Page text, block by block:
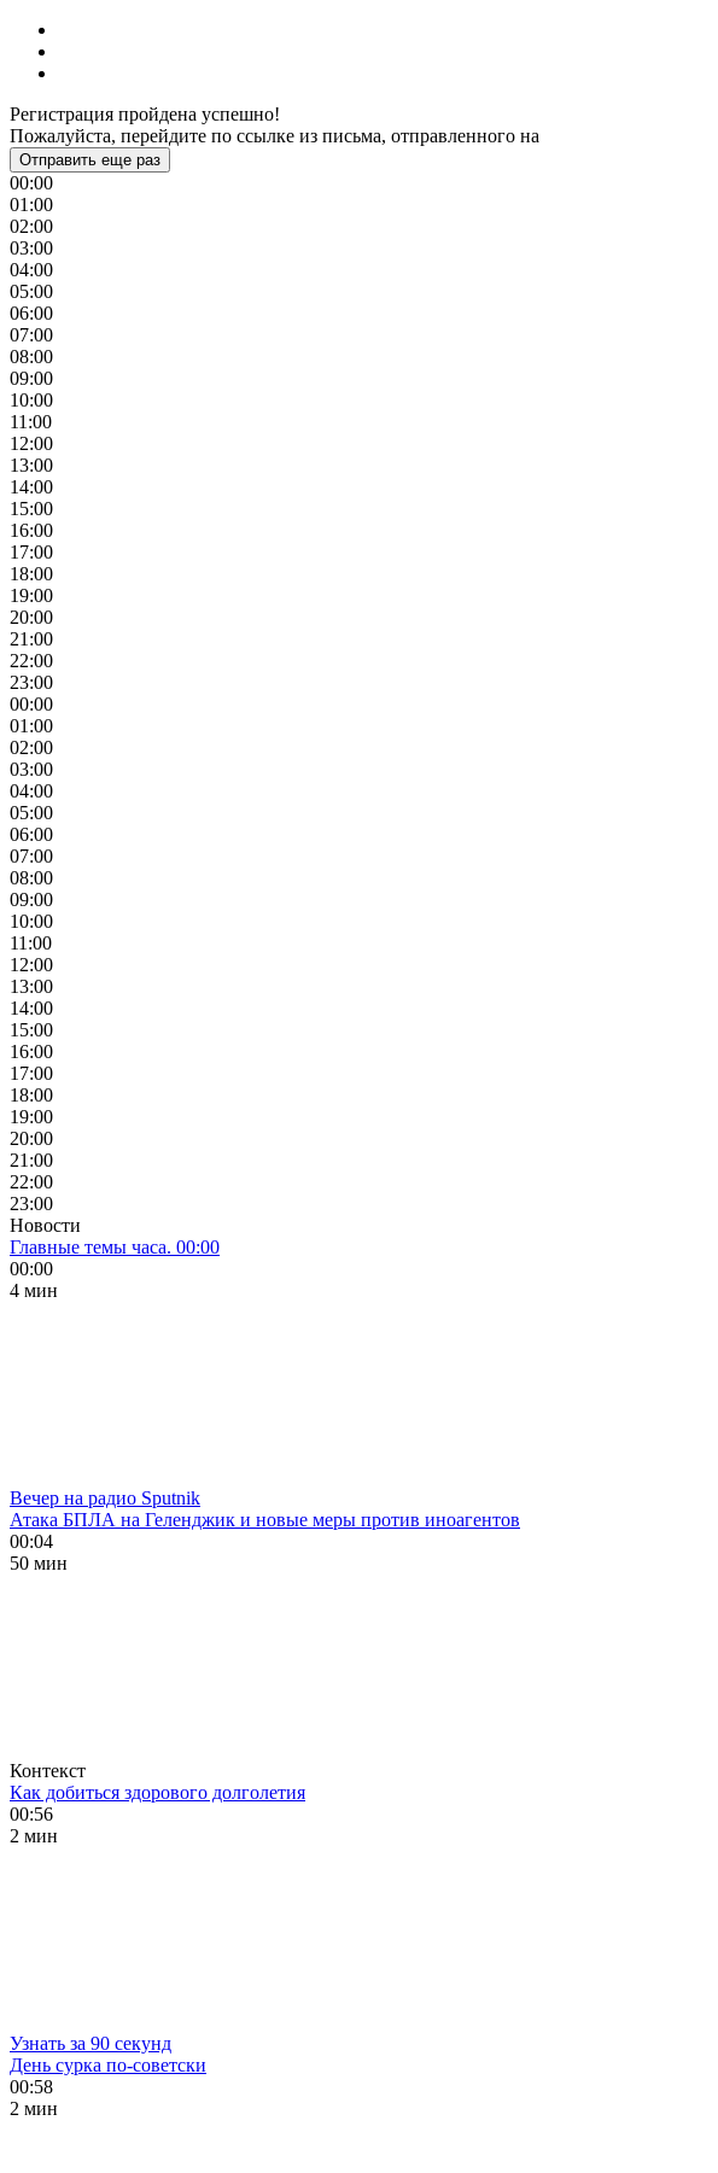
Регистрация пройдена успешно!
Пожалуйста, перейдите по ссылке из письма, отправленного на
Отправить еще раз
00:00
01:00
02:00
03:00
04:00
05:00
06:00
07:00
08:00
09:00
10:00
11:00
12:00
13:00
14:00
15:00
16:00
17:00
18:00
19:00
20:00
21:00
22:00
23:00
00:00
01:00
02:00
03:00
04:00
05:00
06:00
07:00
08:00
09:00
10:00
11:00
12:00
13:00
14:00
15:00
16:00
17:00
18:00
19:00
20:00
21:00
22:00
23:00
Новости
Главные темы часа. 00:00
00:00
4 мин
Вечер на радио Sputnik
Атака БПЛА на Геленджик и новые меры против иноагентов
00:04
50 мин
Контекст
Как добиться здорового долголетия
00:56
2 мин
Узнать за 90 секунд
День сурка по-советски
00:58
2 мин